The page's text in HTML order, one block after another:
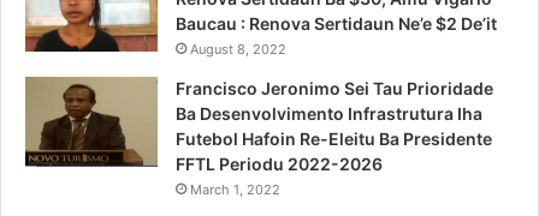
Baucau : Renova Sertidaun Ne’e $2 De’it
August 8, 2022
Francisco Jeronimo Sei Tau Prioridade
Ba Desenvolvimento Infrastrutura Iha
Futebol Hafoin Re-Eleitu Ba Presidente
FFTL Periodu 2022-2026
March 1, 2022